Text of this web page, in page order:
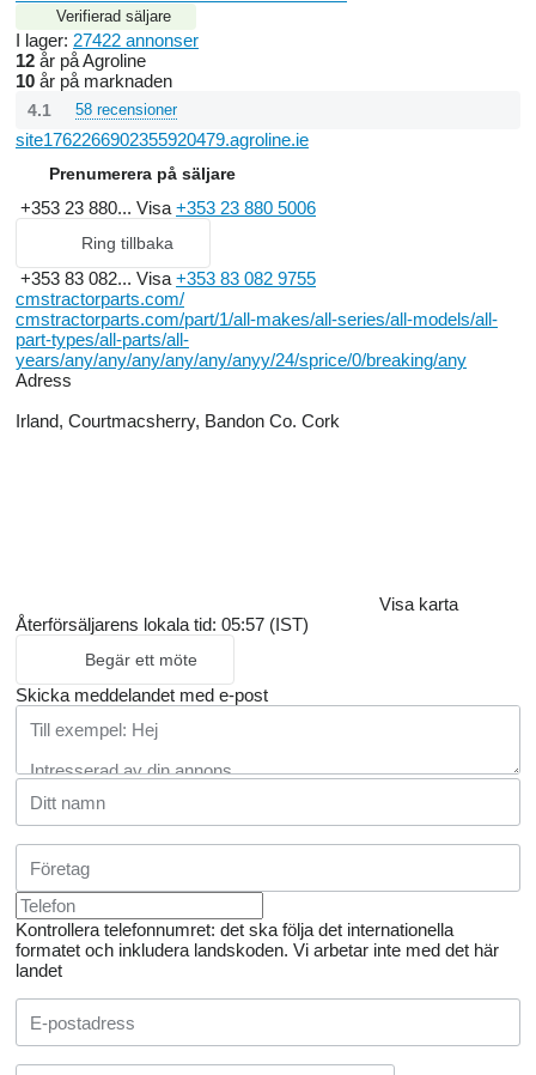
Verifierad säljare
I lager: 27422 annonser
12 år på Agroline
10 år på marknaden
4.1 58 recensioner
site1762266902355920479.agroline.ie
Prenumerera på säljare
+353 23 880... Visa +353 23 880 5006
Ring tillbaka
+353 83 082... Visa +353 83 082 9755
cmstractorparts.com/
cmstractorparts.com/part/1/all-makes/all-series/all-models/all-
part-types/all-parts/all-
years/any/any/any/any/any/anyy/24/sprice/0/breaking/any
Adress
Irland, Courtmacsherry, Bandon Co. Cork
Visa karta
Återförsäljarens lokala tid: 05:57 (IST)
Begär ett möte
Skicka meddelandet med e-post
Kontrollera telefonnumret: det ska följa det internationella
formatet och inkludera landskoden. Vi arbetar inte med det här
landet